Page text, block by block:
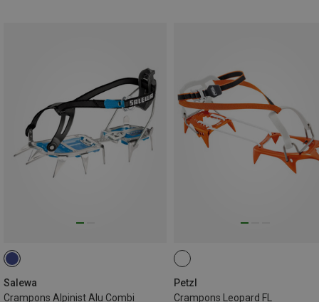
Salewa
Crampons Alpinist Alu Combi
Petzl
Crampons Leopard FL